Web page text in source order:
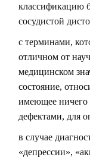
классификацию
сосудистой
с терминами,
отличном от
медицинском
состояние,
имеющее ничего
дефектами, для
в случае
«депрессии»,